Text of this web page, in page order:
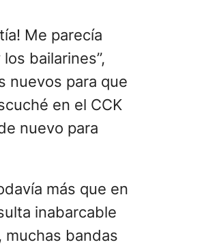
Me parecía
bailarines”,
nuevos para que
en el CCK
nuevo para
más que en
inabarcable
muchas bandas